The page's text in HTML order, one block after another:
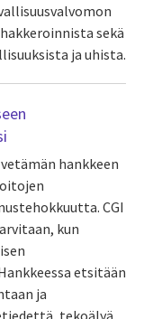
sekä
ja uhista.
hankkeen
CGI
kun
etsitään
ja
tekoälyä